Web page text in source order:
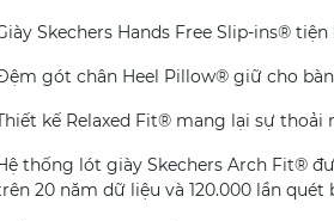
Skechers Hands Free Slip-ins®
gót chân Heel Pillow® giữ cho
kế Relaxed Fit® mang lại sự
thống lót giày Skechers Arch Fit®
20 năm dữ liệu và 120.000 lần